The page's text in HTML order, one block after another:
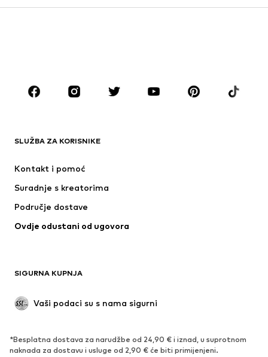
Suknje
Bluze i tunike
Dodaci
Premium
Novo
Donje rublje
Kaputi
Posebne prigode
Ekskluzivno
OBUĆA
SLUŽBA ZA KORISNIKE
Kontakt i pomoć
Suradnje s kreatorima
Područje dostave
Ovdje odustani od ugovora
SIGURNA KUPNJA
Vaši podaci su s nama sigurni
*Besplatna dostava za narudžbe od 24,90 € i iznad, u suprotnom
naknada za dostavu i usluge od 2,90 € će biti primijenjeni.